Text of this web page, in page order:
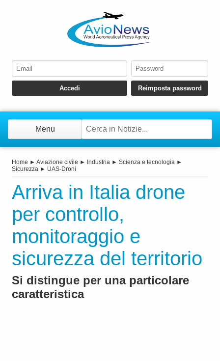
Menu
Home ► Aviazione civile ► Industria ► Scienza e tecnologia ►
Sicurezza ► UAS-Droni
Arriva in Italia drone
per controllo,
monitoraggio e
sicurezza del territorio
Si distingue per una particolare
caratteristica